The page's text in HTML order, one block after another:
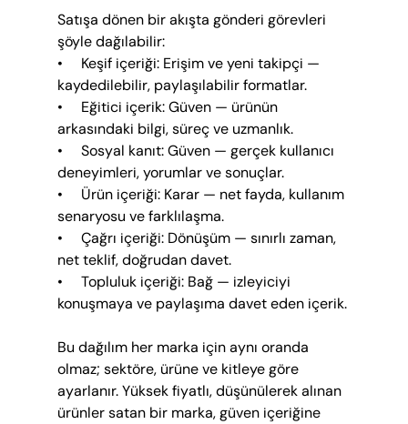
Satışa dönen bir akışta gönderi görevleri
şöyle dağılabilir:
•     Keşif içeriği: Erişim ve yeni takipçi —
kaydedilebilir, paylaşılabilir formatlar.
•     Eğitici içerik: Güven — ürünün
arkasındaki bilgi, süreç ve uzmanlık.
•     Sosyal kanıt: Güven — gerçek kullanıcı
deneyimleri, yorumlar ve sonuçlar.
•     Ürün içeriği: Karar — net fayda, kullanım
senaryosu ve farklılaşma.
•     Çağrı içeriği: Dönüşüm — sınırlı zaman,
net teklif, doğrudan davet.
•     Topluluk içeriği: Bağ — izleyiciyi
konuşmaya ve paylaşıma davet eden içerik.
Bu dağılım her marka için aynı oranda
olmaz; sektöre, ürüne ve kitleye göre
ayarlanır. Yüksek fiyatlı, düşünülerek alınan
ürünler satan bir marka, güven içeriğine